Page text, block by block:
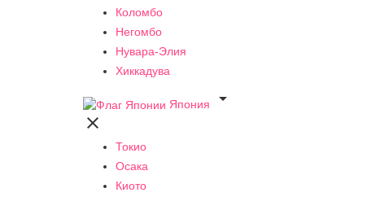
Коломбо
Негомбо
Нувара-Элия
Хиккадува
Япония


Токио
Осака
Киото